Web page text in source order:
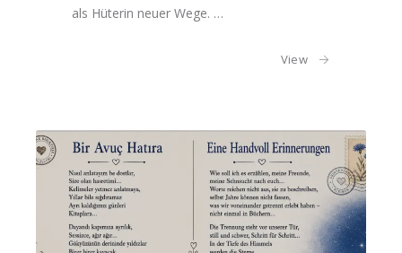
als Hüterin neuer Wege. …
View